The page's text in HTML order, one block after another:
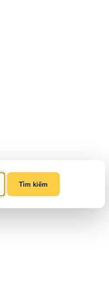
Tìm kiếm